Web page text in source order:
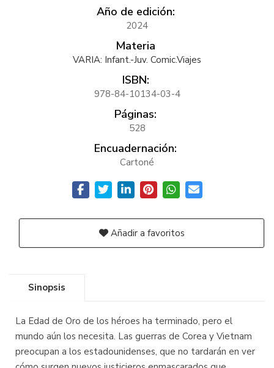
Año de edición:
2024
Materia
VARIA: Infant.-Juv. Comic.Viajes
ISBN:
978-84-10134-03-4
Páginas:
528
Encuadernación:
Cartoné
Añadir a favoritos
Sinopsis
La Edad de Oro de los héroes ha terminado, pero el
mundo aún los necesita. Las guerras de Corea y Vietnam
preocupan a los estadounidenses, que no tardarán en ver